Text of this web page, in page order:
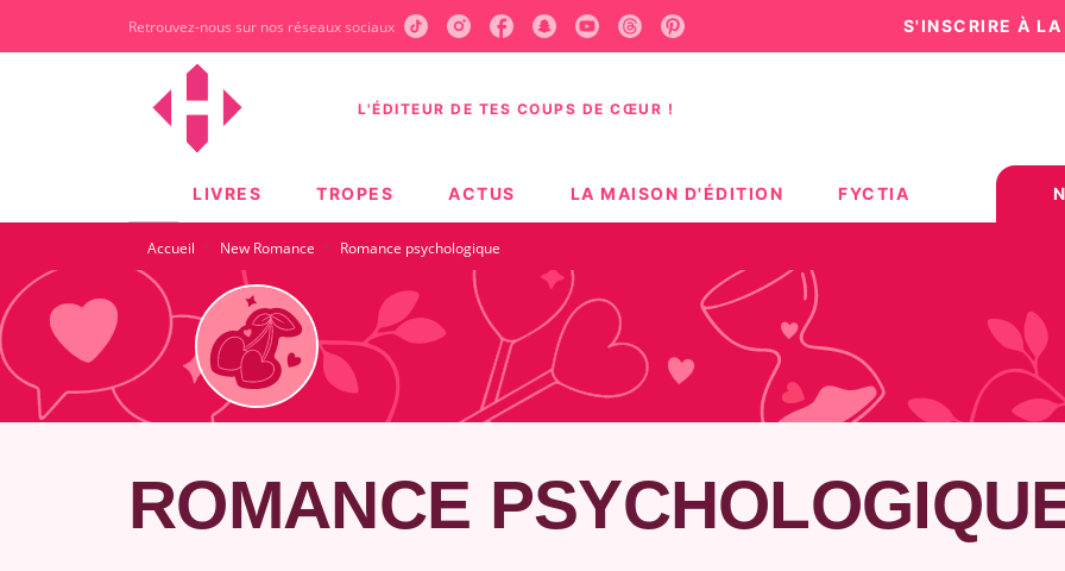
CONTENU PIED DE PAGE
Retrouvez-nous sur nos réseaux sociaux S'INSCRIRE À
L'ÉDITEUR DE TES COUPS DE CŒUR !
LIVRES TROPES ACTUS LA MAISON D'ÉDITION FYCTIA
Accueil · New Romance · Romance psychologique
ROMANCE